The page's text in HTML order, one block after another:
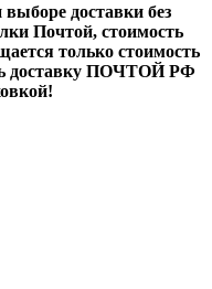
доставки без
Почтой, стоимость
только стоимость
доставку ПОЧТОЙ РФ